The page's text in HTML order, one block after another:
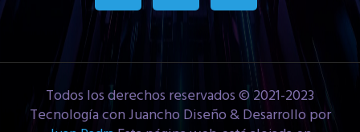
Todos los derechos reservados © 2021-2023
Tecnología con Juancho Diseño & Desarrollo por